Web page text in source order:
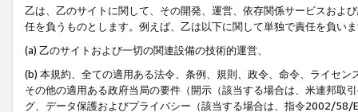
乙は、乙のサイトに関して、その開発、運営、依存関係サービスおよ
任を負うものとします。例えば、乙は以下に関して単独で責任を負い
(a) 乙のサイトおよび一切の関連設備の技術的運営、
(b) 本規約、全ての適用ある法令、条例、規則、政令、命令、ライセ
その他の適用ある政府当局の要件（開示（該当する場合は、米連邦取
グ、データ保護およびプライバシー（該当する場合は、指令2002/58/